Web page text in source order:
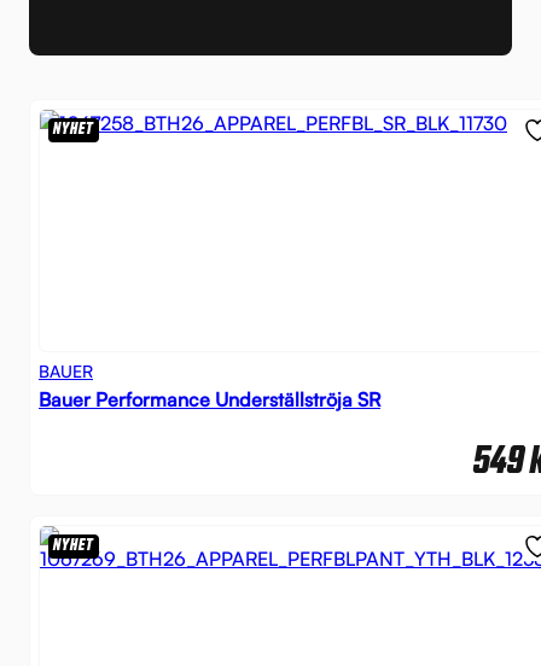
NYHET
BAUER
Bauer Performance Underställströja SR
549
NYHET